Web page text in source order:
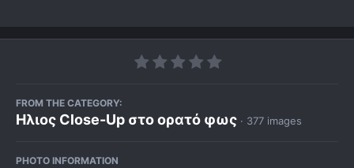
FROM THE CATEGORY:
Ηλιος Close-Up στο ορατό φως · 377 images
PHOTO INFORMATION